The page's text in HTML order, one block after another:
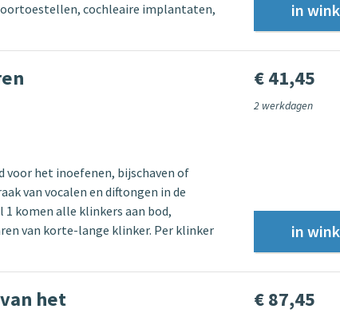
cochleaire implantaten,
voor het inoefenen, bijschaven of
van vocalen en diftongen in de
1 komen alle klinkers aan bod,
van korte-lange klinker. Per klinker
€ 41,45
2 werkdagen
het
€ 87,45